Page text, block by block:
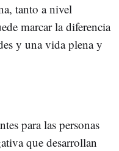
tanto a nivel
marcar la diferencia
y una vida plena y
para las personas
que desarrollan